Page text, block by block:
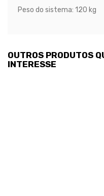
Peso do sistema: 120 kg
OUTROS PRODUTOS
INTERESSE